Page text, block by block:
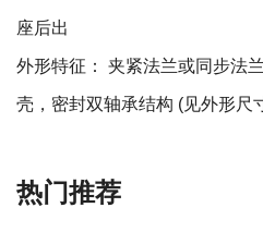
座后出
外形特征： 夹紧法兰或同步法
壳，密封双轴承结构 (见外形尺
热门推荐